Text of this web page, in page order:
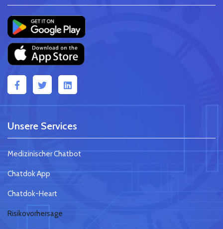
Unsere Services
Medizinischer Chatbot
Chatdok App
Chatdok-Heart
Risikovorhersage